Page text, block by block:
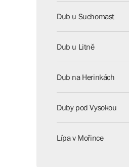
Dub u Suchomast
Dub u Litně
Dub na Herinkách
Duby pod Vysokou
Lípa v Mořince